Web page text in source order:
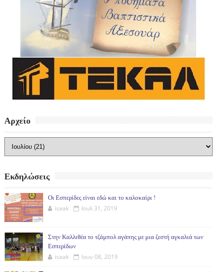
Αρχείο
Εκδηλώσεις
Οι Εσπερίδες είναι εδώ και το καλοκαίρι !
isaak Ιουλ 31, 2019
Στην Καλλιθέα το τζάμπολ αγάπης με μια ζεστή αγκαλιά των
Εσπερίδων
isaak Ιουν 08, 2019